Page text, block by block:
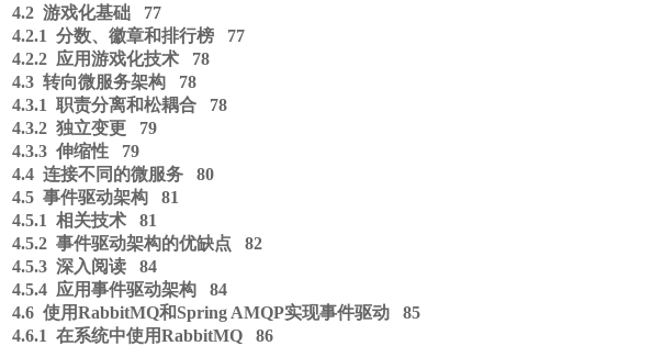
4.2 游戏化基础 77
4.2.1 分数、徽章和排行榜 77
4.2.2 应用游戏化技术 78
4.3 转向微服务架构 78
4.3.1 职责分离和松耦合 78
4.3.2 独立变更 79
4.3.3 伸缩性 79
4.4 连接不同的微服务 80
4.5 事件驱动架构 81
4.5.1 相关技术 81
4.5.2 事件驱动架构的优缺点 82
4.5.3 深入阅读 84
4.5.4 应用事件驱动架构 84
4.6 使用RabbitMQ和Spring AMQP实现事件驱动 85
4.6.1 在系统中使用RabbitMQ 86